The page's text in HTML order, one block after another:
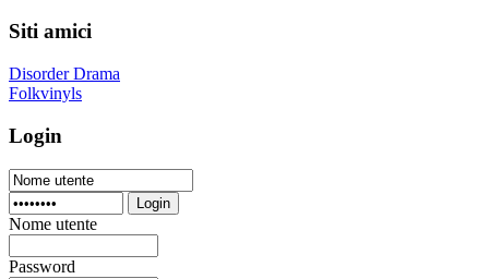
Siti amici
Disorder Drama
Folkvinyls
Login
Login
Nome utente
Password